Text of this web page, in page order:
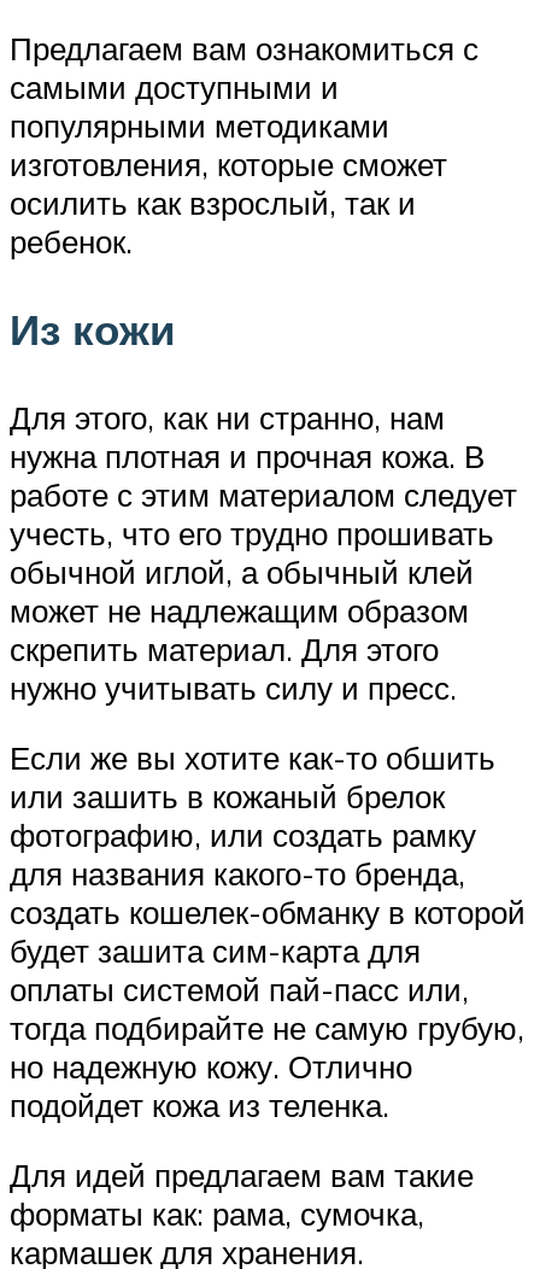
Предлагаем вам ознакомиться с
самыми доступными и
популярными методиками
изготовления, которые сможет
осилить как взрослый, так и
ребенок.
Из кожи
Для этого, как ни странно, нам
нужна плотная и прочная кожа. В
работе с этим материалом следует
учесть, что его трудно прошивать
обычной иглой, а обычный клей
может не надлежащим образом
скрепить материал. Для этого
нужно учитывать силу и пресс.
Если же вы хотите как-то обшить
или зашить в кожаный брелок
фотографию, или создать рамку
для названия какого-то бренда,
создать кошелек-обманку в которой
будет зашита сим-карта для
оплаты системой пай-пасс или,
тогда подбирайте не самую грубую,
но надежную кожу. Отлично
подойдет кожа из теленка.
Для идей предлагаем вам такие
форматы как: рама, сумочка,
кармашек для хранения.